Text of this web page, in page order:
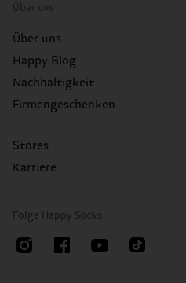
Über uns
Über uns
Happy Blog
Nachhaltigkeit
Firmengeschenken
Stores
Karriere
Folge Happy Socks